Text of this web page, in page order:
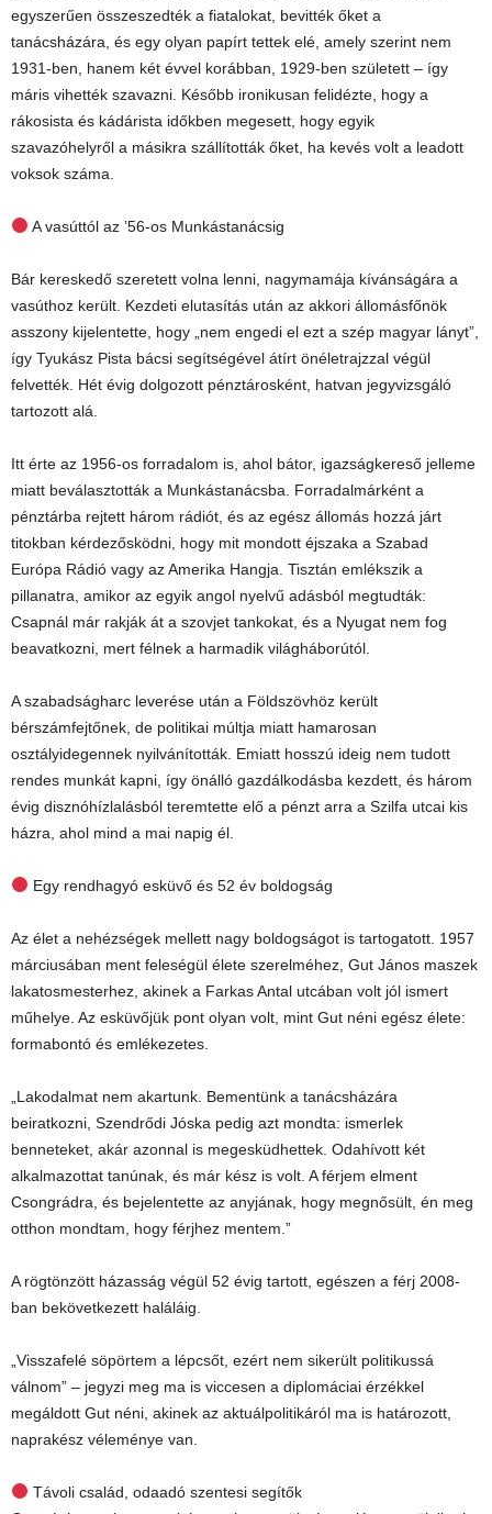
egyszerűen összeszedték a fiatalokat, bevitték őket a
tanácsházára, és egy olyan papírt tettek elé, amely szerint nem
1931-ben, hanem két évvel korábban, 1929-ben született – így
máris vihették szavazni. Később ironikusan felidézte, hogy a
rákosista és kádárista időkben megesett, hogy egyik
szavazóhelyről a másikra szállították őket, ha kevés volt a leadott
voksok száma.
A vasúttól az ’56-os Munkástanácsig
Bár kereskedő szeretett volna lenni, nagymamája kívánságára a
vasúthoz került. Kezdeti elutasítás után az akkori állomásfőnök
asszony kijelentette, hogy „nem engedi el ezt a szép magyar lányt”,
így Tyukász Pista bácsi segítségével átírt önéletrajzzal végül
felvették. Hét évig dolgozott pénztárosként, hatvan jegyvizsgáló
tartozott alá.
Itt érte az 1956-os forradalom is, ahol bátor, igazságkereső jelleme
miatt beválasztották a Munkástanácsba. Forradalmárként a
pénztárba rejtett három rádiót, és az egész állomás hozzá járt
titokban kérdezősködni, hogy mit mondott éjszaka a Szabad
Európa Rádió vagy az Amerika Hangja. Tisztán emlékszik a
pillanatra, amikor az egyik angol nyelvű adásból megtudták:
Csapnál már rakják át a szovjet tankokat, és a Nyugat nem fog
beavatkozni, mert félnek a harmadik világháborútól.
A szabadságharc leverése után a Földszövhöz került
bérszámfejtőnek, de politikai múltja miatt hamarosan
osztályidegennek nyilvánították. Emiatt hosszú ideig nem tudott
rendes munkát kapni, így önálló gazdálkodásba kezdett, és három
évig disznóhízlalásból teremtette elő a pénzt arra a Szilfa utcai kis
házra, ahol mind a mai napig él.
Egy rendhagyó esküvő és 52 év boldogság
Az élet a nehézségek mellett nagy boldogságot is tartogatott. 1957
márciusában ment feleségül élete szerelméhez, Gut János maszek
lakatosmesterhez, akinek a Farkas Antal utcában volt jól ismert
műhelye. Az esküvőjük pont olyan volt, mint Gut néni egész élete:
formabontó és emlékezetes.
„Lakodalmat nem akartunk. Bementünk a tanácsházára
beiratkozni, Szendrődi Jóska pedig azt mondta: ismerlek
benneteket, akár azonnal is megesküdhettek. Odahívott két
alkalmazottat tanúnak, és már kész is volt. A férjem elment
Csongrádra, és bejelentette az anyjának, hogy megnősült, én meg
otthon mondtam, hogy férjhez mentem.”
A rögtönzött házasság végül 52 évig tartott, egészen a férj 2008-
ban bekövetkezett haláláig.
„Visszafelé söpörtem a lépcsőt, ezért nem sikerült politikussá
válnom” – jegyzi meg ma is viccesen a diplomáciai érzékkel
megáldott Gut néni, akinek az aktuálpolitikáról ma is határozott,
naprakész véleménye van.
Távoli család, odaadó szentesi segítők